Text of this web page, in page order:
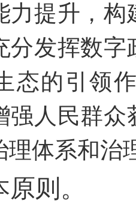
力提升，
分发挥数
态的引领
强人民群
理体系和治
则。